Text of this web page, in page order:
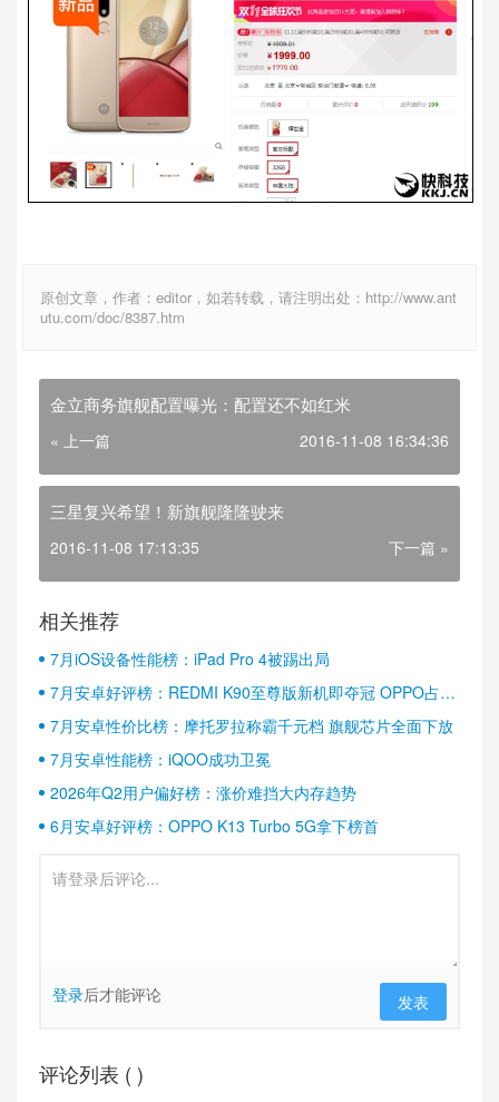
原创文章，作者：editor，如若转载，请注明出处：http://www.ant
utu.com/doc/8387.htm
金立商务旗舰配置曝光：配置还不如红米
« 上一篇 2016-11-08 16:34:36
三星复兴希望！新旗舰隆隆驶来
2016-11-08 17:13:35 下一篇 »
相关推荐
7月iOS设备性能榜：iPad Pro 4被踢出局
7月安卓好评榜：REDMI K90至尊版新机即夺冠 OPPO占据
半壁江山
7月安卓性价比榜：摩托罗拉称霸千元档 旗舰芯片全面下放
7月安卓性能榜：iQOO成功卫冕
2026年Q2用户偏好榜：涨价难挡大内存趋势
6月安卓好评榜：OPPO K13 Turbo 5G拿下榜首
登录后才能评论 发表
评论列表 ( )